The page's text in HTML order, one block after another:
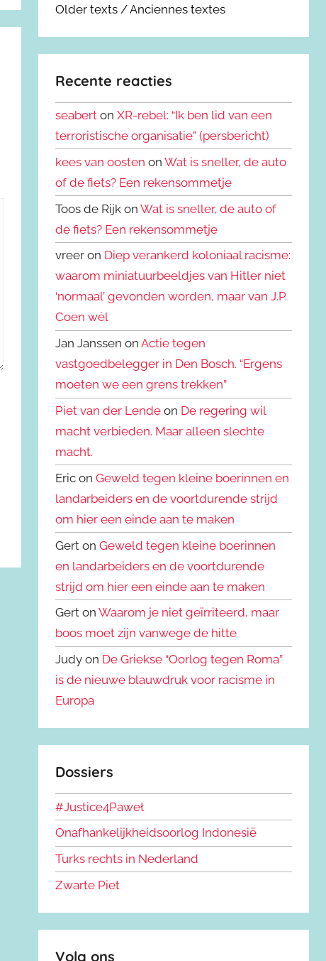
Older texts / Anciennes textes
Recente reacties
seabert onXR-rebel: “Ik ben lid van een
terroristische organisatie” (persbericht)
kees van oosten onWat is sneller, de auto
of de fiets? Een rekensommetje
Toos de Rijk onWat is sneller, de auto of
de fiets? Een rekensommetje
vreer on Diep verankerd koloniaal racisme:
waarom miniatuurbeeldjes van Hitler niet
‘normaal’ gevonden worden, maar van J.P.
Coen wèl
Jan Janssen onActie tegen
vastgoedbelegger in Den Bosch. “Ergens
moeten we een grens trekken”
Piet van der Lende on De regering wil
macht verbieden. Maar alleen slechte
macht.
Eric onGeweld tegen kleine boerinnen en
landarbeiders en de voortdurende strijd
om hier een einde aan te maken
Gert onGeweld tegen kleine boerinnen
en landarbeiders en de voortdurende
strijd om hier een einde aan te maken
Gert onWaarom je niet geïrriteerd, maar
boos moet zijn vanwege de hitte
Judy on De Griekse “Oorlog tegen Roma”
is de nieuwe blauwdruk voor racisme in
Europa
Dossiers
#Justice4Paweł
Onafhankelijkheidsoorlog Indonesië
Turks rechts in Nederland
Zwarte Piet
Volg ons